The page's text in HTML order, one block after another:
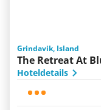
Grindavik, Island
The Retreat At
Hoteldetails